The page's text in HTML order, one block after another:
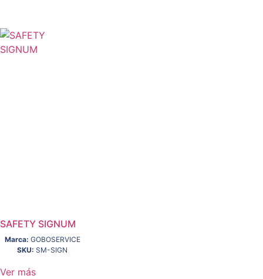
SAFETY SIGNUM
Marca: GOBOSERVICE
SKU: SM-SIGN
Ver más